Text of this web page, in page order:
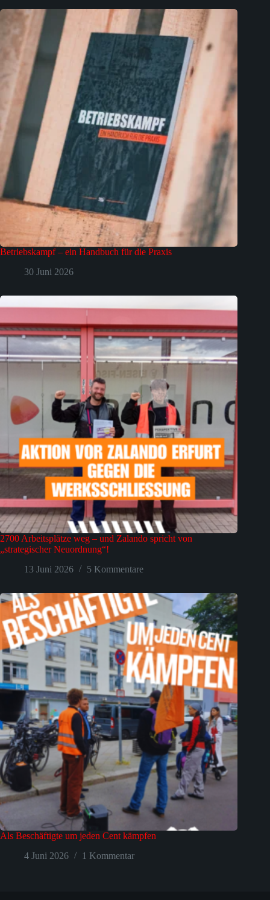
Betriebskampf – ein Handbuch für die Praxis
30 Juni 2026
2700 Arbeitsplätze weg – und Zalando spricht von
„strategischer Neuordnung“!
13 Juni 2026
5 Kommentare
Als Beschäftigte um jeden Cent kämpfen
4 Juni 2026
1 Kommentar